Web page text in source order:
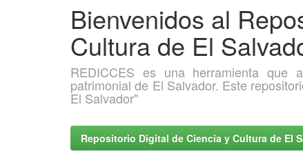
Bienvenidos al
Cultura de El
REDICCES es una herramienta que
patrimonial de El Salvador. Este
El Salvador"
Repositorio Digital de Ciencia y Cultura de El